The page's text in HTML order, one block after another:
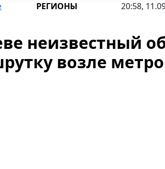
РЕГИОНЫ 20:58,
неизвестный
возле метро